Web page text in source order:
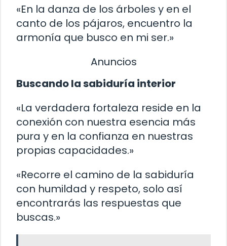
«En la danza de los árboles y en el
canto de los pájaros, encuentro la
armonía que busco en mi ser.»
Anuncios
Buscando la sabiduría interior
«La verdadera fortaleza reside en la
conexión con nuestra esencia más
pura y en la confianza en nuestras
propias capacidades.»
«Recorre el camino de la sabiduría
con humildad y respeto, solo así
encontrarás las respuestas que
buscas.»